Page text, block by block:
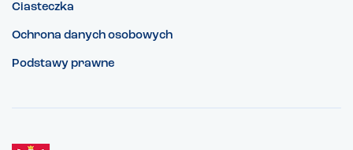
Ciasteczka
Ochrona danych osobowych
Podstawy prawne